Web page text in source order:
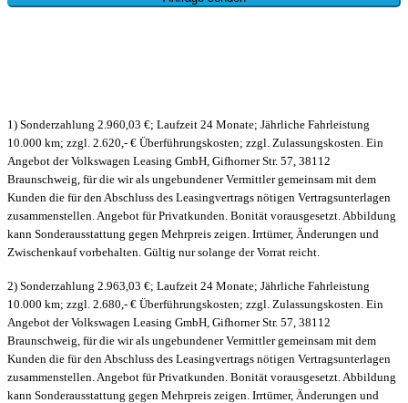
1) Sonderzahlung 2.960,03 €; Laufzeit 24 Monate; Jährliche Fahrleistung
10.000 km; zzgl. 2.620,- € Überführungskosten; zzgl. Zulassungskosten. Ein
Angebot der Volkswagen Leasing GmbH, Gifhorner Str. 57, 38112
Braunschweig, für die wir als ungebundener Vermittler gemeinsam mit dem
Kunden die für den Abschluss des Leasingvertrags nötigen Vertragsunterlagen
zusammenstellen. Angebot für Privatkunden. Bonität vorausgesetzt. Abbildung
kann Sonderausstattung gegen Mehrpreis zeigen. Irrtümer, Änderungen und
Zwischenkauf vorbehalten. Gültig nur solange der Vorrat reicht.
2) Sonderzahlung 2.963,03 €; Laufzeit 24 Monate; Jährliche Fahrleistung
10.000 km; zzgl. 2.680,- € Überführungskosten; zzgl. Zulassungskosten. Ein
Angebot der Volkswagen Leasing GmbH, Gifhorner Str. 57, 38112
Braunschweig, für die wir als ungebundener Vermittler gemeinsam mit dem
Kunden die für den Abschluss des Leasingvertrags nötigen Vertragsunterlagen
zusammenstellen. Angebot für Privatkunden. Bonität vorausgesetzt. Abbildung
kann Sonderausstattung gegen Mehrpreis zeigen. Irrtümer, Änderungen und